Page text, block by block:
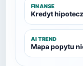
FINANSE
Kredyt
AI TREND
Mapa popytu